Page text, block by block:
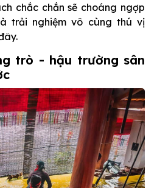
chắc chắn sẽ choáng ngợp
trải nghiệm vô cùng thú vị
trò - hậu trường sân